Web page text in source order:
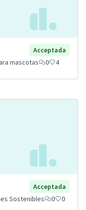
Acceptada
mascotas 0 4
Acceptada
Sostenibles 0 0